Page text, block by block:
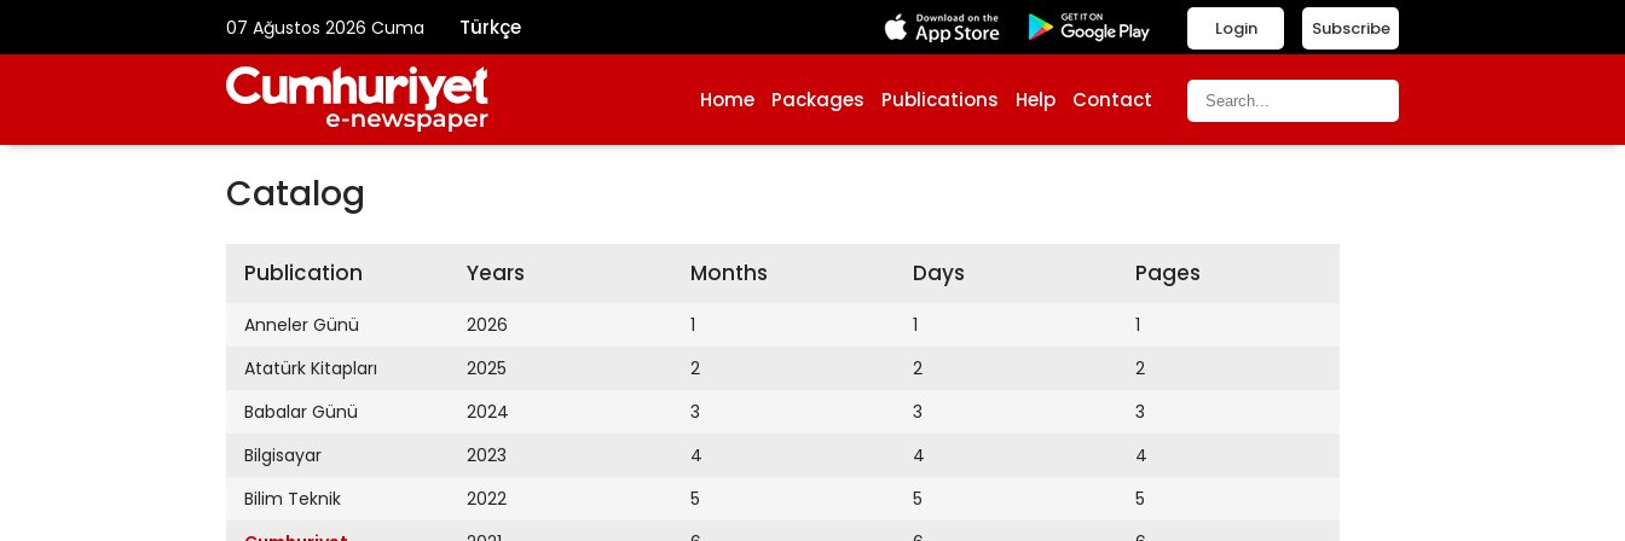
07 Ağustos 2026 Cuma Türkçe Subscribe
Login
Home Packages Publications Help Contact
Catalog
Publication
Anneler Günü
Atatürk Kitapları
Babalar Günü
Bilgisayar
Bilim Teknik
Years
2026
2025
2024
2023
2022
Months
1
2
3
4
5
Days
1
2
3
4
5
Pages
1
2
3
4
5